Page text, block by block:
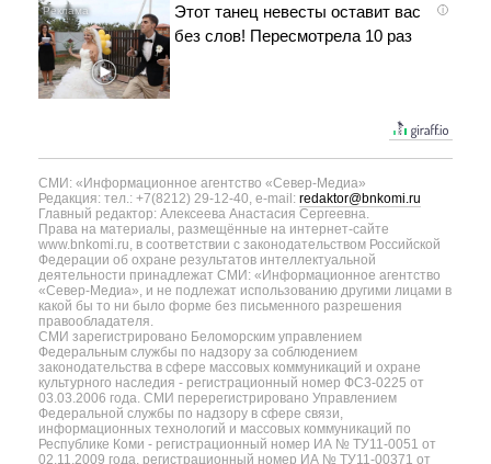
i
Этот танец невесты оставит вас
без слов! Пересмотрела 10 раз
СМИ: «Информационное агентство «Север-Медиа»
Редакция: тел.: +7(8212) 29-12-40, e-mail: redaktor@bnkomi.ru
Главный редактор: Алексеева Анастасия Сергеевна.
Права на материалы, размещённые на интернет-сайте
www.bnkomi.ru, в соответствии с законодательством Российской
Федерации об охране результатов интеллектуальной
деятельности принадлежат СМИ: «Информационное агентство
«Север-Медиа», и не подлежат использованию другими лицами в
какой бы то ни было форме без письменного разрешения
правообладателя.
СМИ зарегистрировано Беломорским управлением
Федеральным службы по надзору за соблюдением
законодательства в сфере массовых коммуникаций и охране
культурного наследия - регистрационный номер ФС3-0225 от
03.03.2006 года. СМИ перерегистрировано Управлением
Федеральной службы по надзору в сфере связи,
информационных технологий и массовых коммуникаций по
Республике Коми - регистрационный номер ИА № ТУ11-0051 от
02.11.2009 года, регистрационный номер ИА № ТУ11-00371 от